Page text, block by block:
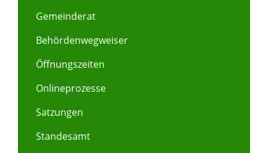
Gemeinderat
Behördenwegweiser
Öffnungszeiten
Onlineprozesse
Satzungen
Standesamt